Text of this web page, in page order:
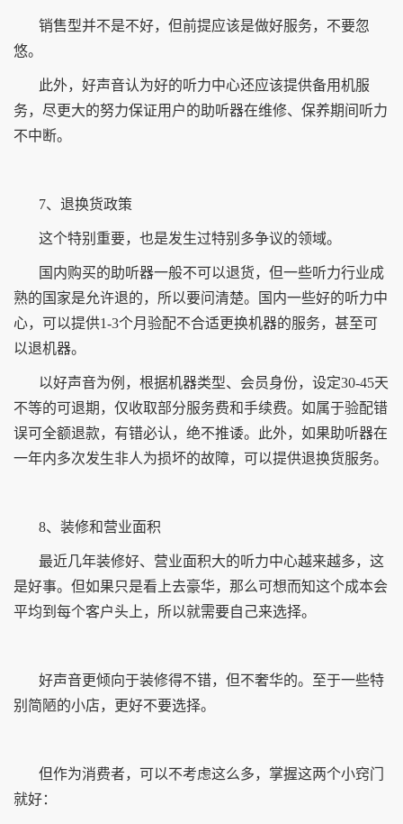
销售型并不是不好，但前提应该是做好服务，不要忽
悠。
此外，好声音认为好的听力中心还应该提供备用机服
务，尽更大的努力保证用户的助听器在维修、保养期间听力
不中断。
7、退换货政策
这个特别重要，也是发生过特别多争议的领域。
国内购买的助听器一般不可以退货，但一些听力行业成
熟的国家是允许退的，所以要问清楚。国内一些好的听力中
心，可以提供1-3个月验配不合适更换机器的服务，甚至可
以退机器。
以好声音为例，根据机器类型、会员身份，设定30-45天
不等的可退期，仅收取部分服务费和手续费。如属于验配错
误可全额退款，有错必认，绝不推诿。此外，如果助听器在
一年内多次发生非人为损坏的故障，可以提供退换货服务。
8、装修和营业面积
最近几年装修好、营业面积大的听力中心越来越多，这
是好事。但如果只是看上去豪华，那么可想而知这个成本会
平均到每个客户头上，所以就需要自己来选择。
好声音更倾向于装修得不错，但不奢华的。至于一些特
别简陋的小店，更好不要选择。
但作为消费者，可以不考虑这么多，掌握这两个小窍门
就好：